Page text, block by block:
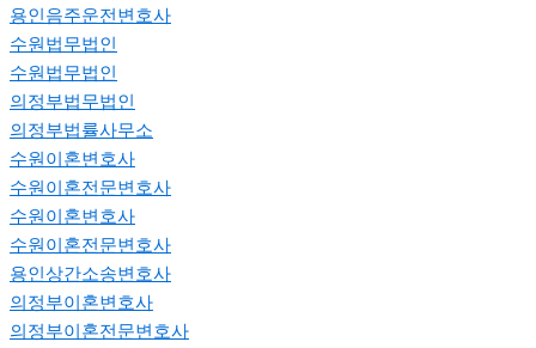
용인음주운전변호사
수원법무법인
수원법무법인
의정부법무법인
의정부법률사무소
수원이혼변호사
수원이혼전문변호사
수원이혼변호사
수원이혼전문변호사
용인상간소송변호사
의정부이혼변호사
의정부이혼전문변호사